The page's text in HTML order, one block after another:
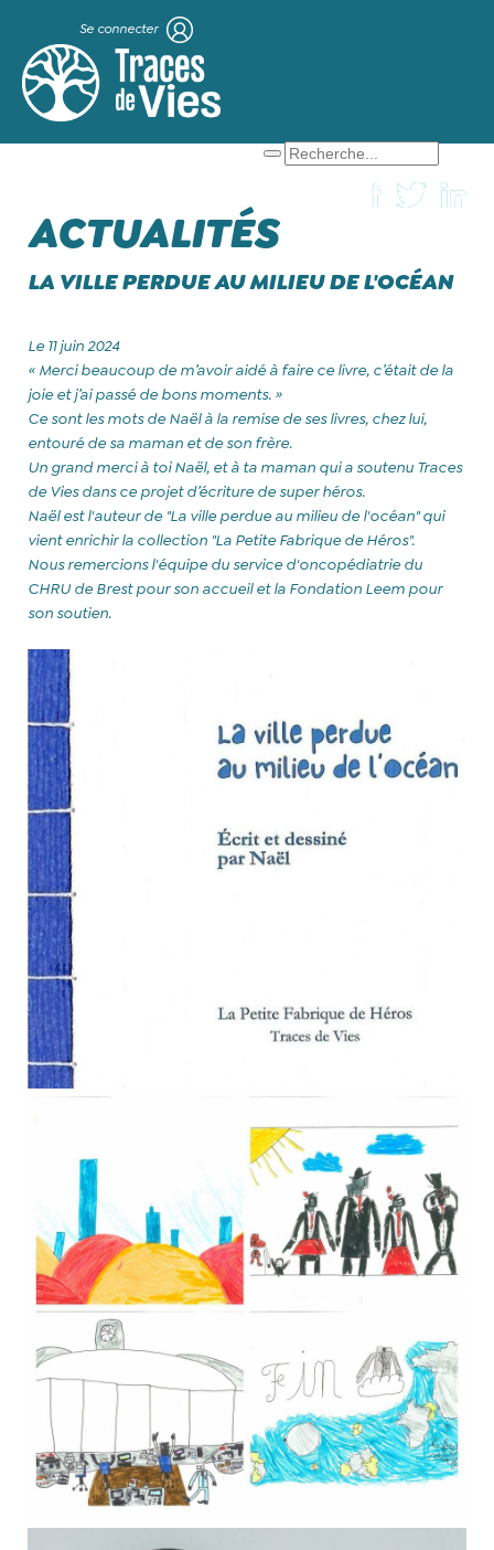
Se connecter
ACTUALITÉS
LA VILLE PERDUE AU MILIEU DE L'OCÉAN
Le 11 juin 2024
« Merci beaucoup de m’avoir aidé à faire ce livre, c’était de la
joie et j’ai passé de bons moments. »
Ce sont les mots de Naël à la remise de ses livres, chez lui,
entouré de sa maman et de son frère.
Un grand merci à toi Naël, et à ta maman qui a soutenu Traces
de Vies dans ce projet d’écriture de super héros.
Naël est l'auteur de "La ville perdue au milieu de l'océan" qui
vient enrichir la collection "La Petite Fabrique de Héros".
Nousremercions l'équipe du service d'oncopédiatrie du
CHRU de Brest pour son accueil et la Fondation Leem pour
son soutien.